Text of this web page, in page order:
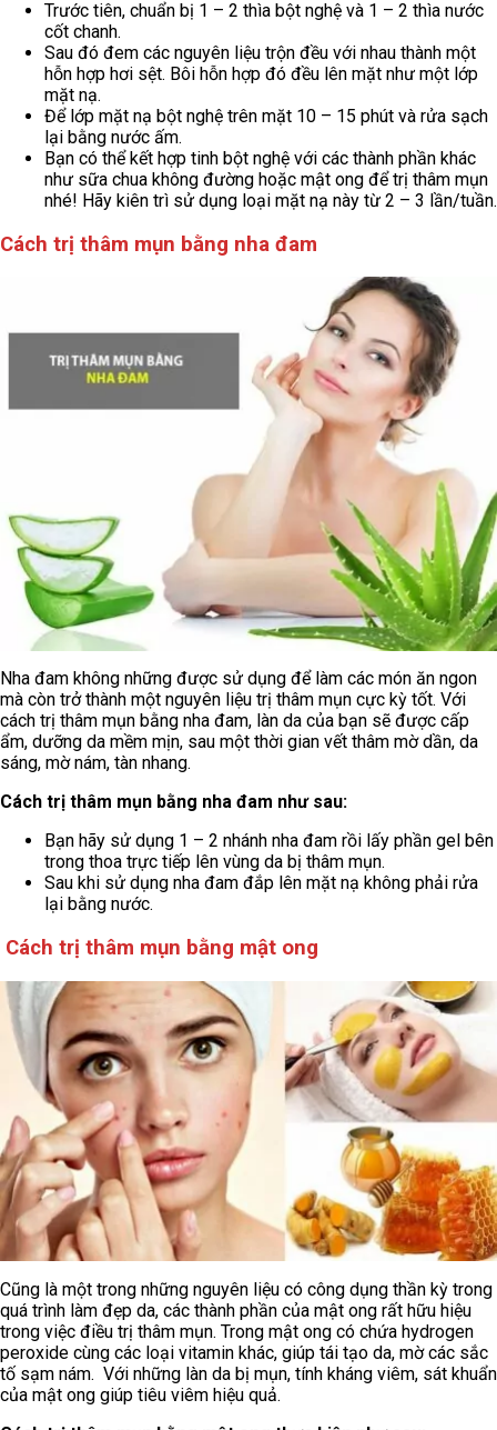
Trước tiên, chuẩn bị 1 – 2 thìa bột nghệ và 1 – 2 thìa nước
cốt chanh.
Sau đó đem các nguyên liệu trộn đều với nhau thành một
hỗn hợp hơi sệt. Bôi hỗn hợp đó đều lên mặt như một lớp
mặt nạ.
Để lớp mặt nạ bột nghệ trên mặt 10 – 15 phút và rửa sạch
lại bằng nước ấm.
Bạn có thể kết hợp tinh bột nghệ với các thành phần khác
như sữa chua không đường hoặc mật ong để trị thâm mụn
nhé! Hãy kiên trì sử dụng loại mặt nạ này từ 2 – 3 lần/tuần.
Cách trị thâm mụn bằng nha đam
Nha đam không những được sử dụng để làm các món ăn ngon
mà còn trở thành một nguyên liệu trị thâm mụn cực kỳ tốt. Với
cách trị thâm mụn bằng nha đam, làn da của bạn sẽ được cấp
ẩm, dưỡng da mềm mịn, sau một thời gian vết thâm mờ dần, da
sáng, mờ nám, tàn nhang.
Cách trị thâm mụn bằng nha đam như sau:
Bạn hãy sử dụng 1 – 2 nhánh nha đam rồi lấy phần gel bên
trong thoa trực tiếp lên vùng da bị thâm mụn.
Sau khi sử dụng nha đam đắp lên mặt nạ không phải rửa
lại bằng nước.
Cách trị thâm mụn bằng mật ong
Cũng là một trong những nguyên liệu có công dụng thần kỳ trong
quá trình làm đẹp da, các thành phần của mật ong rất hữu hiệu
trong việc điều trị thâm mụn. Trong mật ong có chứa hydrogen
peroxide cùng các loại vitamin khác, giúp tái tạo da, mờ các sắc
tố sạm nám. Với những làn da bị mụn, tính kháng viêm, sát khuẩn
của mật ong giúp tiêu viêm hiệu quả.